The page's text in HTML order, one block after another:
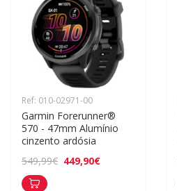
Ref: 010-02971-00
Garmin Forerunner®
570 - 47mm Alumínio
cinzento ardósia
549,99€ 449,90€